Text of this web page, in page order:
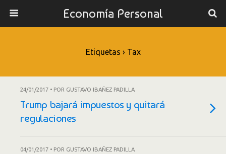
Economía Personal
Etiquetas › Tax
24/01/2017 • POR GUSTAVO IBAÑEZ PADILLA
Trump bajará impuestos y quitará
regulaciones
04/01/2017 • POR GUSTAVO IBAÑEZ PADILLA